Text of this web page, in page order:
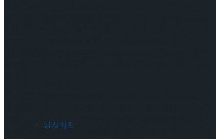
앙케이트
Trending Tags
브랜드이다. 우알롱 관계자는 “전쟁 등으로 인한 에너지 위기
로 이번 겨울은 매우 춥고 힘들것으로 예상된다. 비록 경제적